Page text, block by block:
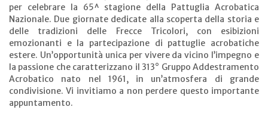
per celebrare la 65^ stagione della Pattuglia Acrobatica
Nazionale. Due giornate dedicate alla scoperta della storia e
delle tradizioni delle Frecce Tricolori, con esibizioni
emozionanti e la partecipazione di pattuglie acrobatiche
estere. Un’opportunità unica per vivere da vicino l’impegno e
la passione che caratterizzano il 313° Gruppo Addestramento
Acrobatico nato nel 1961, in un’atmosfera di grande
condivisione. Vi invitiamo a non perdere questo importante
appuntamento.